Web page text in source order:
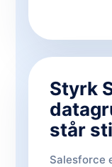
Styrk
står
Salesforce